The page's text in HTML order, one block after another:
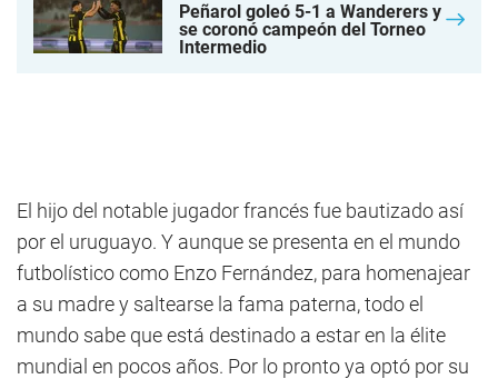
Peñarol goleó 5-1 a Wanderers y
se coronó campeón del Torneo
Intermedio
El hijo del notable jugador francés fue bautizado así
por el uruguayo. Y aunque se presenta en el mundo
futbolístico como Enzo Fernández, para homenajear
a su madre y saltearse la fama paterna, todo el
mundo sabe que está destinado a estar en la élite
mundial en pocos años. Por lo pronto ya optó por su